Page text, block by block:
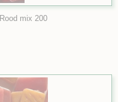
mix 200